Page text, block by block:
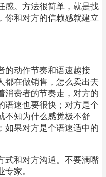
感。方法很简单，就是找
你和对方的信赖感就建立
的动作节奏和语速越接
都在做销售，怎么卖出去
消费者的节奏走，对方的
语速也要很快；对方是个
不知为什么感觉极不舒
如果对方是个语速适中的
式和对方沟通。不要满嘴
家。